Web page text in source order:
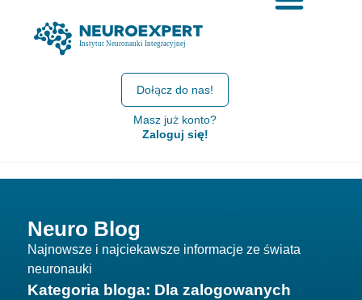
Dołącz do nas!
Masz już konto?
Zaloguj się!
Neuro Blog
Najnowsze i najciekawsze informacje ze świata
neuronauki
Kategoria bloga: Dla zalogowanych